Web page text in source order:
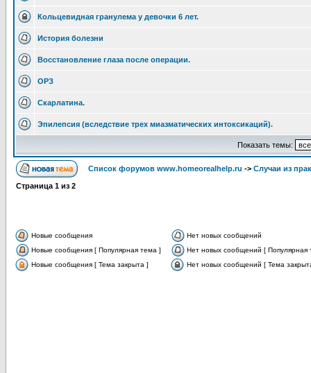
Кольцевидная гранулема у девочки 6 лет.
История болезни
Восстановление глаза после операции.
ОРЗ
Скарлатина.
Эпилепсия (вследствие трех миазматических интоксикаций).
Показать темы:
Список форумов www.homeorealhelp.ru -> Случаи из
Страница 1 из 2
Новые сообщения
Нет новых сообщений
Новые сообщения [ Популярная тема ]
Нет новых сообщений [ Популярная
Новые сообщения [ Тема закрыта ]
Нет новых сообщений [ Тема